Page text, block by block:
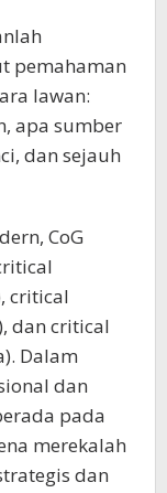
pemahaman
lawan:
apa sumber
dan sejauh
CoG
critical
dan critical
Dalam
dan
pada
merekalah
dan